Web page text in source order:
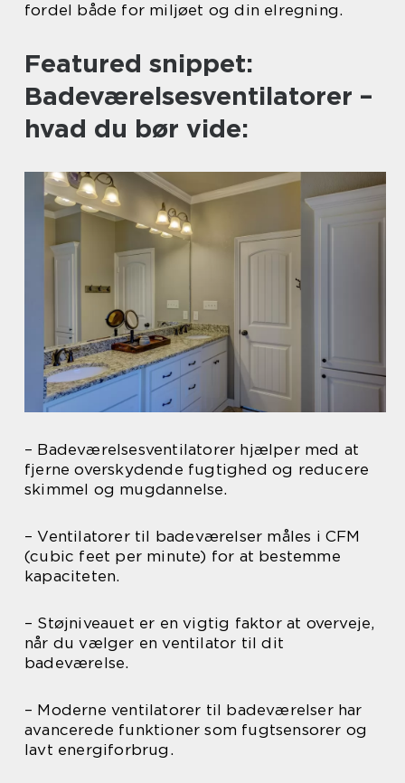
fordel både for miljøet og din elregning.
Featured snippet:
Badeværelsesventilatorer –
hvad du bør vide:
– Badeværelsesventilatorer hjælper med at
fjerne overskydende fugtighed og reducere
skimmel og mugdannelse.
– Ventilatorer til badeværelser måles i CFM
(cubic feet per minute) for at bestemme
kapaciteten.
– Støjniveauet er en vigtig faktor at overveje,
når du vælger en ventilator til dit
badeværelse.
– Moderne ventilatorer til badeværelser har
avancerede funktioner som fugtsensorer og
lavt energiforbrug.